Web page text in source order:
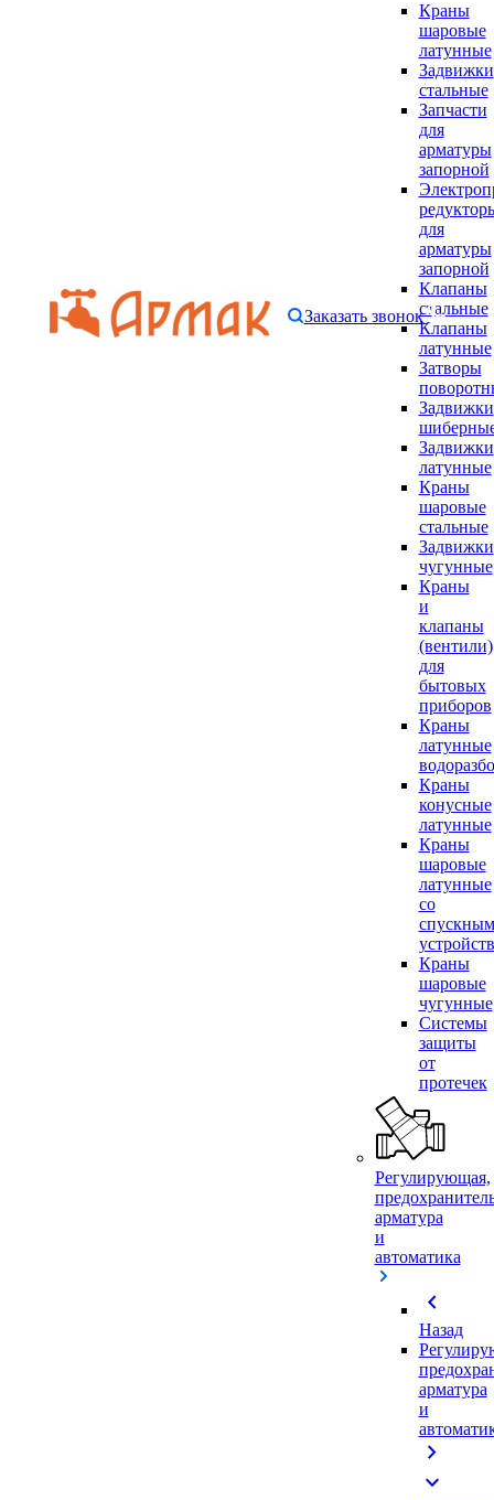
Краны
шаровые
латунные
Задвижки
стальные
Запчасти
для
арматуры
запорной
для
арматуры
запорной
Клапаны
стальные
Клапаны
латунные
Затворы
Задвижки
Задвижки
латунные
Краны
шаровые
стальные
Задвижки
чугунные
Краны
и
клапаны
(вентили)
для
бытовых
приборов
Краны
латунные
Краны
конусные
латунные
Краны
шаровые
латунные
со
спускным
Краны
шаровые
чугунные
Системы
защиты
от
протечек
Регулирующая,
арматура
и
автоматика
chevron_left
Назад
арматура
и
chevron_right
expand_more
Заказать звонок